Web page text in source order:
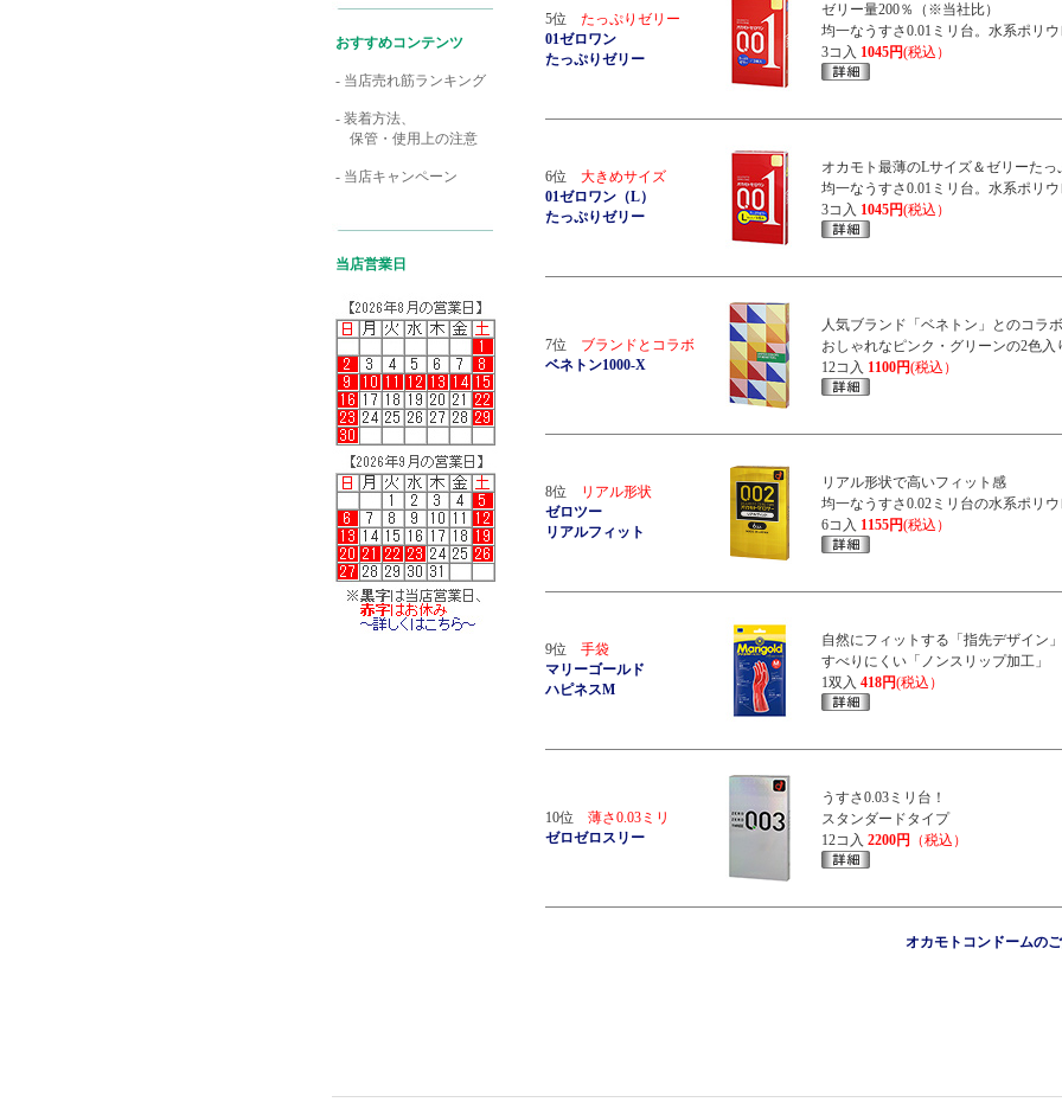
おすすめコンテンツ
- 当店売れ筋ランキング
- 装着方法、
保管・使用上の注意
- 当店キャンペーン
当店営業日
5位 たっぷりゼリー
01ゼロワン
たっぷりゼリー
ゼリー量200％（※当社比）
均一なうすさ0.01ミリ台。水系ポリウ
3コ入 1045円(税込）
6位 大きめサイズ
01ゼロワン（L）
たっぷりゼリー
オカモト最薄のLサイズ＆ゼリーたっ
均一なうすさ0.01ミリ台。水系ポリウ
3コ入 1045円(税込）
7位 ブランドとコラボ
ベネトン1000-X
人気ブランド「ベネトン」とのコラ
おしゃれなピンク・グリーンの2色入
12コ入 1100円(税込）
8位
リアル形状
ゼロツー
リアルフィット
リアル形状で高いフィット感
均一なうすさ0.02ミリ台の水系ポリ
6コ入 1155円(税込）
9位 手袋
マリーゴールド
ハピネスM
自然にフィットする「指先デザイン」
すべりにくい「ノンスリップ加工」
1双入 418円(税込）
10位 薄さ0.03ミリ
ゼロゼロスリー
うすさ0.03ミリ台！
スタンダードタイプ
12コ入 2200円 （税込）
オカモトコンドームの